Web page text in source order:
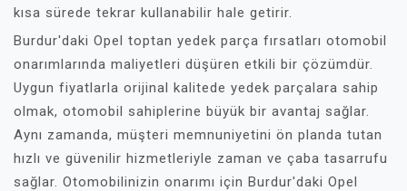
kısa sürede tekrar kullanabilir hale getirir.
Burdur'daki Opel toptan yedek parça fırsatları otomobil
onarımlarında maliyetleri düşüren etkili bir çözümdür.
Uygun fiyatlarla orijinal kalitede yedek parçalara sahip
olmak, otomobil sahiplerine büyük bir avantaj sağlar.
Aynı zamanda, müşteri memnuniyetini ön planda tutan
hızlı ve güvenilir hizmetleriyle zaman ve çaba tasarrufu
sağlar. Otomobilinizin onarımı için Burdur'daki Opel